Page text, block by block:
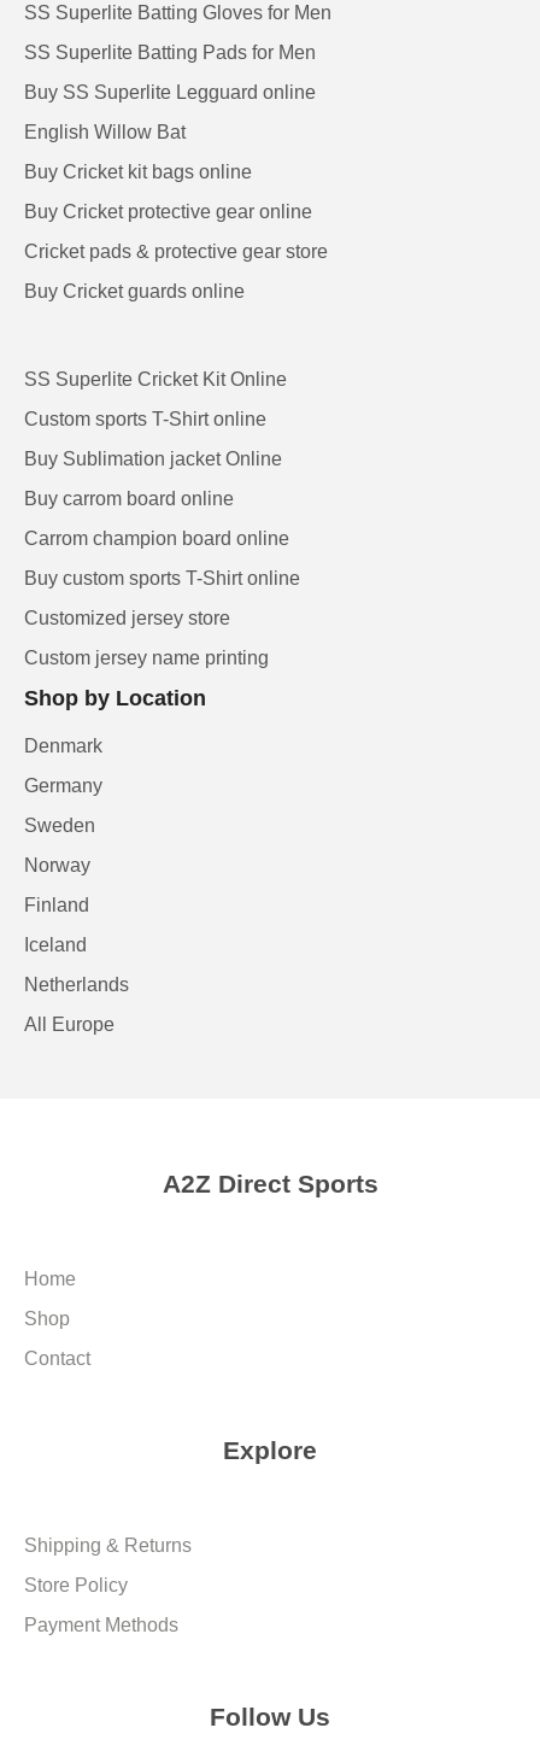
SS Superlite Batting Gloves for Men
SS Superlite Batting Pads for Men
Buy SS Superlite Legguard online
English Willow Bat
Buy Cricket kit bags online
Buy Cricket protective gear online
Cricket pads & protective gear store
Buy Cricket guards online
SS Superlite Cricket Kit Online
Custom sports T-Shirt online
Buy Sublimation jacket Online
Buy carrom board online
Carrom champion board online
Buy custom sports T-Shirt online
Customized jersey store
Custom jersey name printing
Shop by Location
Denmark
Germany
Sweden
Norway
Finland
Iceland
Netherlands
All Europe
A2Z Direct Sports
Home
Shop
Contact
Explore
Shipping & Returns
Store Policy
Payment Methods
Follow Us